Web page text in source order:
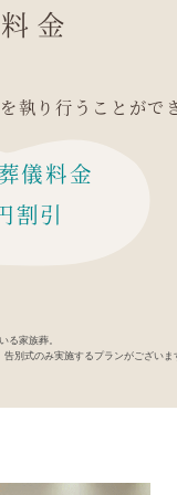
金
執り行うことがで
葬儀料金
割引
る家族葬。
別式のみ実施するプランがございま